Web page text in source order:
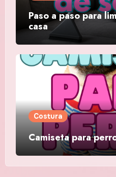
Paso a paso para
casa
Costura
Camiseta para